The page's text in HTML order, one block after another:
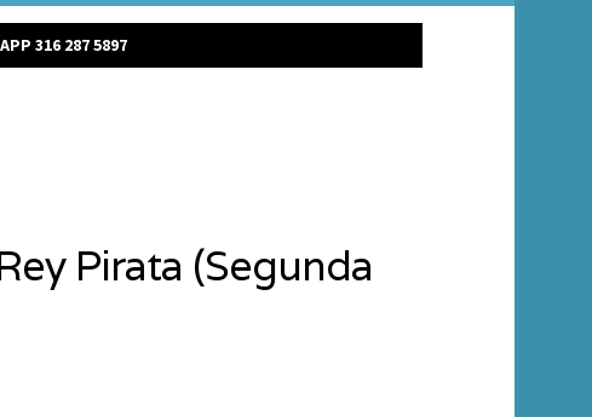
316 287 5897
Pirata (Segunda